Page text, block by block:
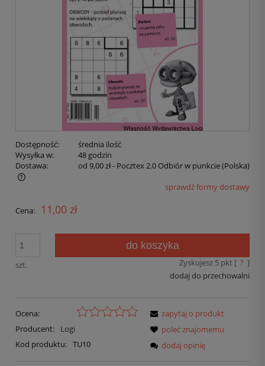
Dostępność:
średnia ilość
Wysyłka w:
48 godzin
Dostawa:
od 9,00 zł- Pocztex 2.0 Odbiór w punkcie(Polska)
sprawdź formy dostawy
Cena: 11,00 zł
szt.
do koszyka
Zyskujesz 5pkt [ ? ]
dodaj do przechowalni
Ocena:
Producent:
Logi
Kod produktu: TU10
zapytaj o produkt
poleć znajomemu
dodaj opinię